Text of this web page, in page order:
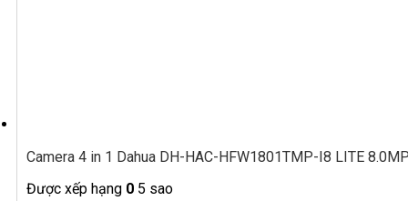
Camera 4 in 1 Dahua DH-HAC-HFW1801TMP-I8 LITE
Được xếp hạng 0 5 sao